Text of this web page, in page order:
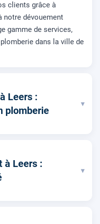
clients grâce à
notre dévouement
gamme de services,
dans la ville de
Leers :
plomberie
▾
à Leers :
▾